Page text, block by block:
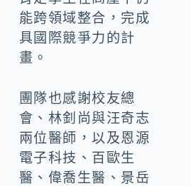
能跨領域整合，完成
具國際競爭力的計
畫。
團隊也感謝校友總
會、林釗尚與汪奇志
兩位醫師，以及恩源
電子科技、百歐生
醫、偉喬生醫、景岳